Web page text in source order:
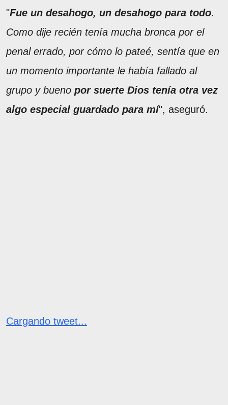
"Fue un desahogo, un desahogo para todo.
Como dije recién tenía mucha bronca por el
penal errado, por cómo lo pateé, sentía que en
un momento importante le había fallado al
grupo y bueno por suerte Dios tenía otra vez
algo especial guardado para mí", aseguró.
Cargando tweet...